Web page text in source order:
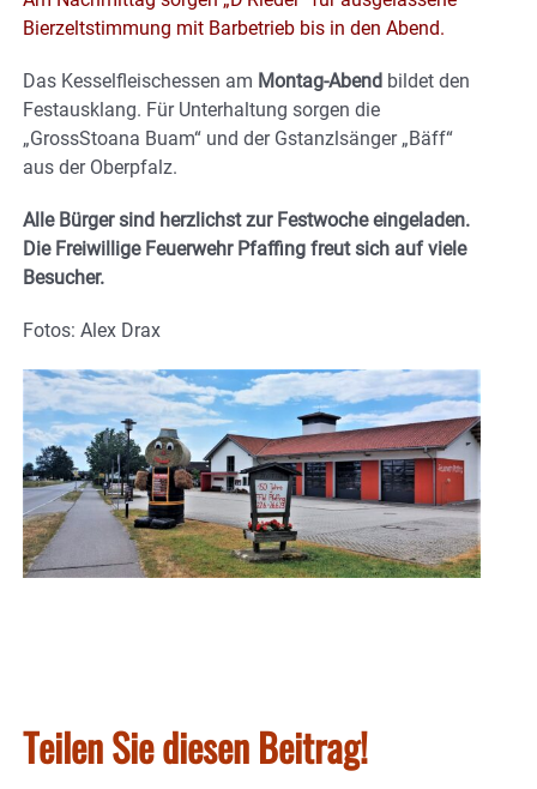
Bierzeltstimmung mit Barbetrieb bis in den Abend.
Das Kesselfleischessen am Montag-Abend bildet den
Festausklang. Für Unterhaltung sorgen die
„GrossStoana Buam“ und der Gstanzlsänger „Bäff“
aus der Oberpfalz.
Alle Bürger sind herzlichst zur Festwoche eingeladen.
Die Freiwillige Feuerwehr Pfaffing freut sich auf viele
Besucher.
Fotos: Alex Drax
Teilen Sie diesen Beitrag!